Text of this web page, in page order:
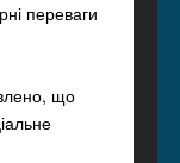
переваги
що